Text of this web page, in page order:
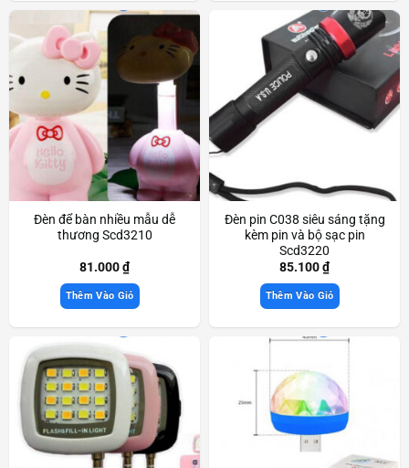
Đèn để bàn nhiều mẫu dễ
thương Scd3210
81.000₫
Thêm Vào Giỏ
Đèn pin C038 siêu sáng tặng
kèm pin và bộ sạc pin
Scd3220
85.100₫
Thêm Vào Giỏ